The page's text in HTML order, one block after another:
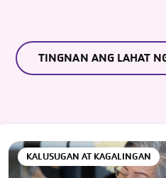
TINGNAN ANG LAHAT
KALUSUGAN AT KAGALINGAN